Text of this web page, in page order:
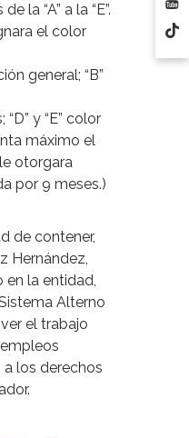
la “A” a la “E”.
el color
general; “B”
y “E” color
máximo el
otorgara
por 9 meses.)
de contener,
Hernández,
en la entidad,
Alterno
el trabajo
los derechos